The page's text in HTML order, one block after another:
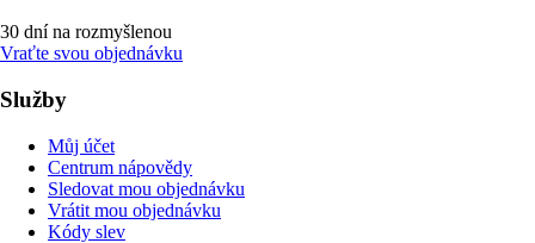
30 dní na rozmyšlenou
Vraťte svou objednávku
Služby
Můj účet
Centrum nápovědy
Sledovat mou objednávku
Vrátit mou objednávku
Kódy slev